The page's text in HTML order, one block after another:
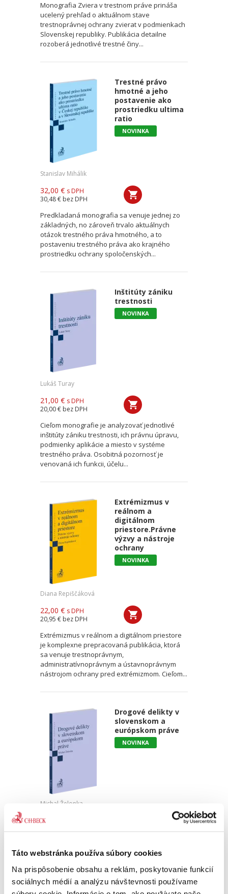
Táto webstránka používa súbory cookies
Na prispôsobenie obsahu a reklám, poskytovanie funkcií
sociálnych médií a analýzu návštevnosti používame
Monografia Zviera v trestnom práve prináša
ucelený prehľad o aktuálnom stave
trestnoprávnej ochrany zvierat v podmienkach
Slovenskej republiky. Publikácia detailne
rozoberá jednotlivé trestné činy...
Trestné právo
hmotné a jeho
postavenie ako
prostriedku ultima
ratio
NOVINKA
Stanislav Mihálik
32,00 € s DPH
30,48 € bez DPH
Predkladaná monografia sa venuje jednej zo
základných, no zároveň trvalo aktuálnych
otázok trestného práva hmotného, a to
postaveniu trestného práva ako krajného
prostriedku ochrany spoločenských...
Inštitúty zániku
trestnosti
NOVINKA
Lukáš Turay
21,00 € s DPH
20,00 € bez DPH
Cieľom monografie je analyzovať jednotlivé
inštitúty zániku trestnosti, ich právnu úpravu,
podmienky aplikácie a miesto v systéme
trestného práva. Osobitná pozornosť je
venovaná ich funkcii, účelu...
Extrémizmus v
reálnom a
digitálnom
priestore.Právne
výzvy a nástroje
ochrany
NOVINKA
Diana Repiščáková
22,00 € s DPH
20,95 € bez DPH
Extrémizmus v reálnom a digitálnom priestore
je komplexne prepracovaná publikácia, ktorá
sa venuje trestnoprávnym,
administratívnoprávnym a ústavnoprávnym
nástrojom ochrany pred extrémizmom. Cieľom...
Drogové delikty v
slovenskom a
európskom práve
NOVINKA
Michal Želonka
18,00 €
v právnom poriadku Slovenskej republiky a
porovnáva ich s právnou úpravou iných
členských štátov Európskej únie. Autor
zohľadňuje historické aspekty,...